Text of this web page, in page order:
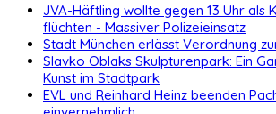
JVA-Häftling wollte gegen 13 Uhr als
flüchten - Massiver Polizeieinsatz
Stadt München erlässt Verordnung
Slavko Oblaks Skulpturenpark: Ein
Kunst im Stadtpark
EVL und Reinhard Heinz beenden